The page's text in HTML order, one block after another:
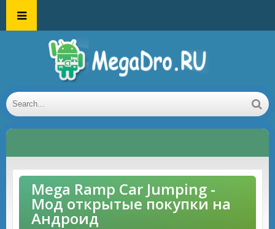
Mega Ramp Car Jumping -
Мод открытые покупки на
Андроид